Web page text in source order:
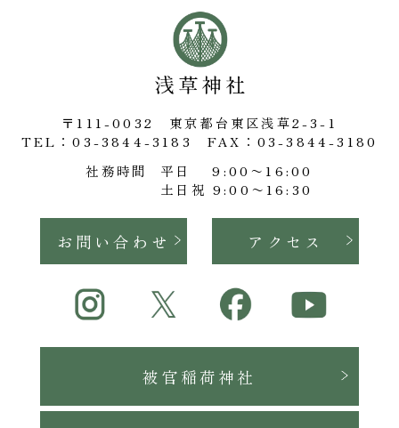
6、利用についての注意事項 1）危険物の持ち込み
はお断りさせて頂きます。火気の使用についてもご
遠慮下さい。 2）会議室内は禁煙となっておりま
す。 3）利用に際し出たゴミは原則お持ち帰り下さ
7、利用制限 以下に該当する場合は、利用をお断り
するか、中止させて頂く場合がございますのでご留
意願いします。又、ご利用中止により発生する損害
についての賠償責任は負いかねますので予めご了承
れた場合 3）周囲に迷惑を及ぼす疑いがあると当社
が判断した場合 4）当社の許可なしに物品の販売、
募金行為を行った場合 5）施設・備品を損傷する恐
れがあると認められる場合 6）その他、施設管理、
運営上支障があると認められる場合 7）暴力団とそ
の関係者、その他反社会団体のご利用の場合
8、免責・損害賠償 1）利用に伴う盗難・紛失及び
人的事故につきましては、当社では一切責任を負い
〒111-0032 東京都台東区浅草2-3-1
TEL：03-3844-3183FAX：03-3844-3180
社務時間
平日 9:00〜16:00
土日祝 9:00〜16:30
お問い合わせ アクセス
被官稲荷神社